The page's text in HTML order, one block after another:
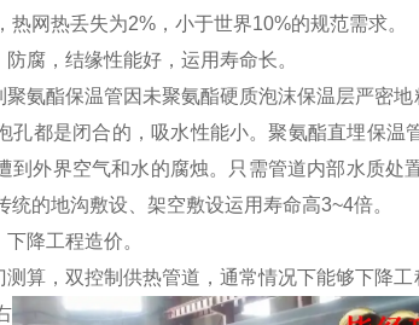
热网热丢失为2%，小于世界10%的规范需求。
腐，结缘性能好，运用寿命长。
氨酯保温管因未聚氨酯硬质泡沫保温层严密
孔都是闭合的，吸水性能小。聚氨酯直埋保
到外界空气和水的腐烛。只需管道内部水质
统的地沟敷设、架空敷设运用寿命高3~4倍。
降工程造价。
算，双控制供热管道，通常情况下能够下降